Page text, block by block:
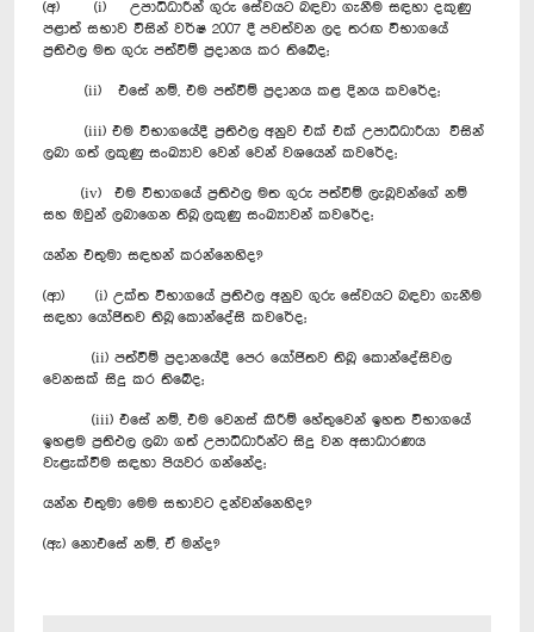
(අ) (i) උපාධිධාරීන් ගුරු සේවයට බඳවා ගැනීම සඳහා දකුණු
පළාත් සභාව විසින් වර්ෂ 2007 දී පවත්වන ලද තරඟ විභාගයේ
ප්‍රතිඵල මත ගුරු පත්වීම් ප්‍රදානය කර තිබේද;
(ii) එසේ නම්, එම පත්වීම් ප්‍රදානය කළ දිනය කවරේද;
(iii) එම විභාගයේදී ප්‍රතිඵල අනුව එක් එක් උපාධිධාරීයා විසින්
ලබා ගත් ලකුණු සංඛ්‍යාව වෙන් වෙන් වශයෙන් කවරේද;
(iv) එම විභාගයේ ප්‍රතිඵල මත ගුරු පත්වීම් ලැබූවන්ගේ නම්
සහ ඔවුන් ලබාගෙන තිබූ ලකුණු සංඛ්‍යාවන් කවරේද;
යන්න එතුමා සඳහන් කරන්නෙහිද?
(ආ) (i) උක්ත විභාගයේ ප්‍රතිඵල අනුව ගුරු සේවයට බඳවා ගැනීම
සඳහා යෝජිතව තිබූ කොන්දේසි කවරේද;
(ii) පත්වීම් ප්‍රදානයේදී පෙර යෝජිතව තිබූ කොන්දේසිවල
වෙනසක් සිදු කර තිබේද;
(iii) එසේ නම්, එම වෙනස් කිරීම් හේතුවෙන් ඉහත විභාගයේ
ඉහළම ප්‍රතිඵල ලබා ගත් උපාධිධාරීන්ට සිදු වන අසාධාරණය
වැළැක්වීම සඳහා පියවර ගන්නේද;
යන්න එතුමා මෙම සභාවට දන්වන්නෙහිද?
(ඇ) නොඑසේ නම්, ඒ මන්ද?